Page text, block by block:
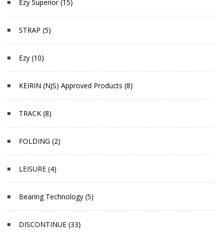
Ezy Superior (15)
STRAP (5)
Ezy (10)
KEIRIN (NJS) Approved Products (8)
TRACK (8)
FOLDING (2)
LEISURE (4)
Bearing Technology (5)
DISCONTINUE (33)